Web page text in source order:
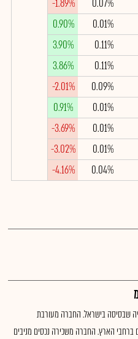
0.07%
-1.89%
0.01%
0.90%
0.11%
3.90%
0.11%
3.86%
0.09%
-2.01%
0.01%
0.91%
0.01%
-3.69%
0.01%
-3.02%
0.04%
-4.16%
שבסיסה בישראל. החברה מעורבת
ברחבי הארץ. החברה משכירה נכסים מניבים